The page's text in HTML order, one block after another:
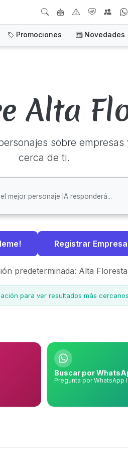
Promociones Novedades
Alta
sobre empresas
cerca de ti.
Registrar Empresa
predeterminada: Alta Floresta
para ver resultados más
Buscar por
Pregunta por WhatsApp